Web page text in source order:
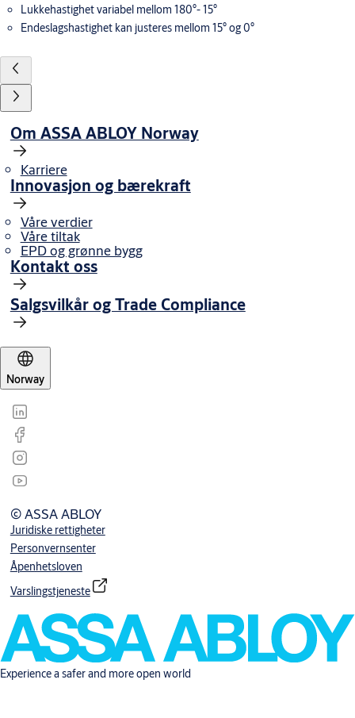
Lukkehastighet variabel mellom 180°- 15°
Endeslagshastighet kan justeres mellom 15° og 0°
Om ASSA ABLOY Norway
Karriere
Innovasjon og bærekraft
Våre verdier
Våre tiltak
EPD og grønne bygg
Kontakt oss
Salgsvilkår og Trade Compliance
Norway
© ASSA ABLOY
Juridiske rettigheter
Personvernsenter
Åpenhetsloven
Varslingstjeneste
Experience a safer and more open world